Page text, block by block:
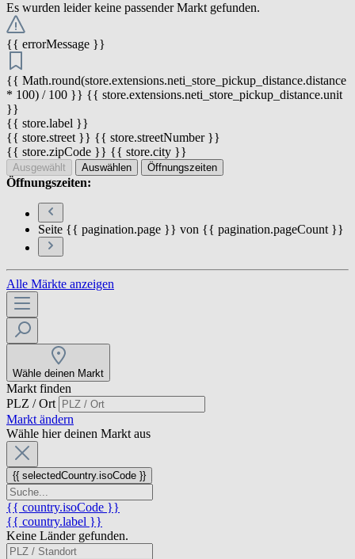
Es wurden leider keine passender Markt gefunden.
{{ errorMessage }}
{{ Math.round(store.extensions.neti_store_pickup_distance.distance
* 100) / 100 }} {{ store.extensions.neti_store_pickup_distance.unit
}}
{{ store.label }}
{{ store.street }} {{ store.streetNumber }}
{{ store.zipCode }} {{ store.city }}
Ausgewählt Auswählen Öffnungszeiten
Öffnungszeiten:
Seite {{ pagination.page }} von {{ pagination.pageCount }}
Alle Märkte anzeigen
Wähle deinen Markt
Markt finden
PLZ / Ort
Markt ändern
Wähle hier deinen Markt aus
{{ selectedCountry.isoCode }}
{{ country.isoCode }}
{{ country.label }}
Keine Länder gefunden.